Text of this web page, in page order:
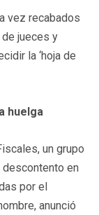
vez recabados
jueces y
la ‘hoja de
huelga
un grupo
en
por el
anunció